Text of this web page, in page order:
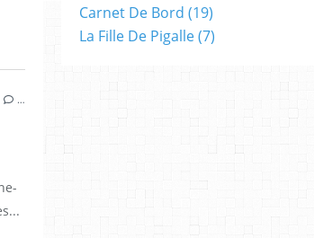
…
Carnet De Bord (19)
La Fille De Pigalle(7)